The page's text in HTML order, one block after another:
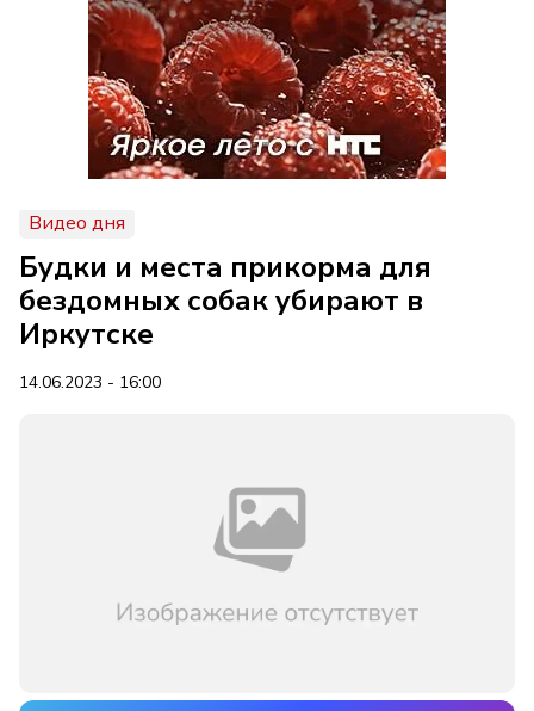
Видео дня
Будки и места прикорма для
бездомных собак убирают в
Иркутске
14.06.2023 - 16:00